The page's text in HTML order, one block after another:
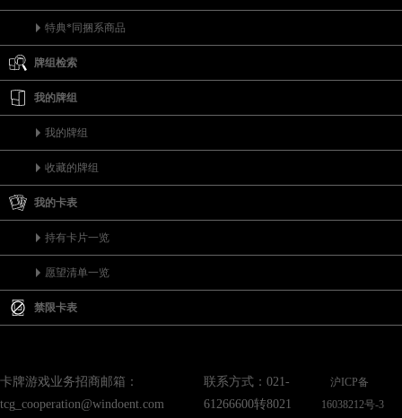
特典*同捆系商品
牌组检索
我的牌组
我的牌组
收藏的牌组
我的卡表
持有卡片一览
愿望清单一览
禁限卡表
卡牌游戏业务招商邮箱：
tcg_cooperation@windoent.com
联系方式：021-
61266600转8021
沪ICP备
16038212号-3